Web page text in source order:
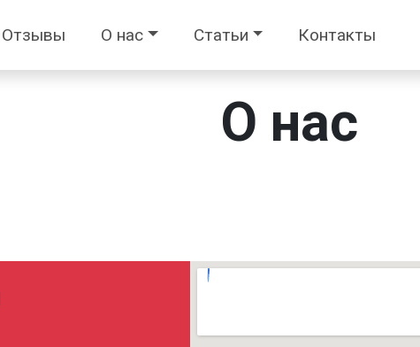
Отзывы О нас Статьи Контакты
О нас